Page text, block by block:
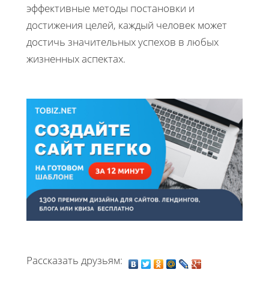
эффективные методы постановки и
достижения целей, каждый человек может
достичь значительных успехов в любых
жизненных аспектах.
Рассказать друзьям: